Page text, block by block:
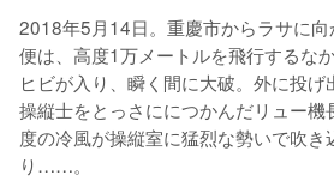
2018年5月14日。重慶市からラサに
便は、高度1万メートルを飛行するな
ヒビが入り、瞬く間に大破。外に投
操縦士をとっさににつかんだリュー
度の冷風が操縦室に猛烈な勢いで吹き
り……。